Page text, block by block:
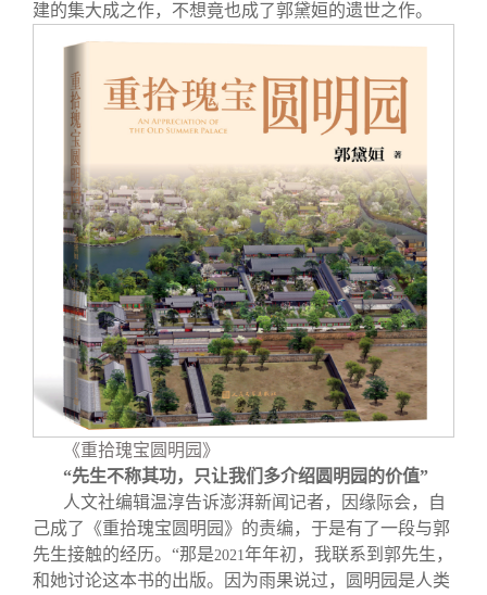
建的集大成之作，不想竟也成了郭黛姮的遗世之作。
《重拾瑰宝圆明园》
“先生不称其功，只让我们多介绍圆明园的价值”
人文社编辑温淳告诉澎湃新闻记者，因缘际会，自
己成了《重拾瑰宝圆明园》的责编，于是有了一段与郭
先生接触的经历。“那是2021 年年初，我联系到郭先生，
和她讨论这本书的出版。因为雨果说过，圆明园是人类